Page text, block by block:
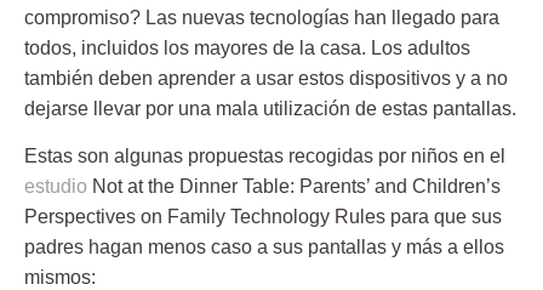
compromiso? Las nuevas tecnologías han llegado para
todos, incluidos los mayores de la casa. Los adultos
también deben aprender a usar estos dispositivos y a no
dejarse llevar por una mala utilización de estas pantallas.
Estas son algunas propuestas recogidas por niños en el
estudio Not at the Dinner Table: Parents’ and Children’s
Perspectives on Family Technology Rules para que sus
padres hagan menos caso a sus pantallas y más a ellos
mismos: